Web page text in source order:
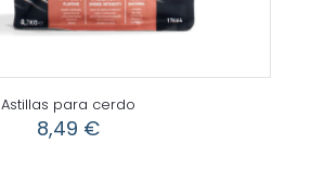
Astillas para cerdo
8,49 €